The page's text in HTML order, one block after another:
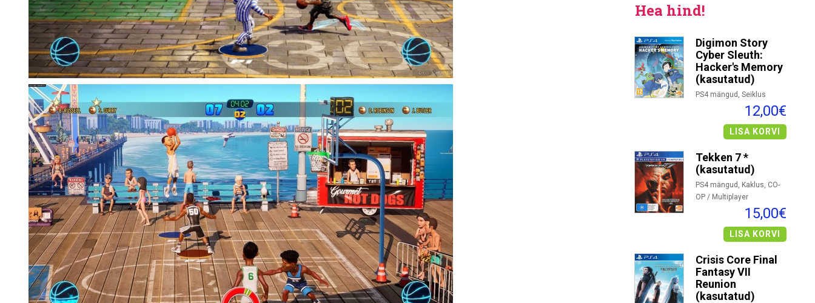
Hea hind!
Digimon Story
Cyber Sleuth:
Hacker's Memory
(kasutatud)
PS4 mängud, Seiklus
12,00€
LISA KORVI
Tekken 7 *
(kasutatud)
PS4 mängud, Kaklus, CO-
OP / Multiplayer
15,00€
LISA KORVI
Crisis Core Final
Fantasy VII
Reunion
(kasutatud)